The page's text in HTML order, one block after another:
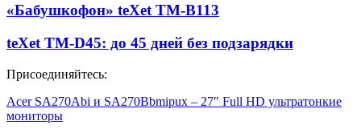
«Бабушкофон» teXet TM-B113
teXet TM-D45: до 45 дней без подзарядки
Присоединяйтесь:
Acer SA270Abi и SA270Bbmipux – 27″ Full HD ультратонкие
мониторы